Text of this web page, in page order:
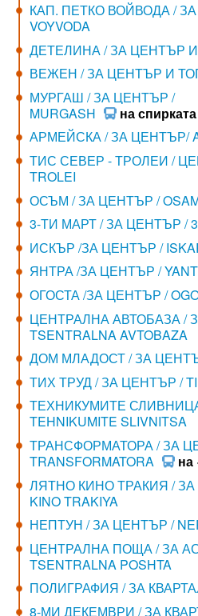
КАП. ПЕТКО ВОЙВОДА / ЗА
VOYVODA
ДЕТЕЛИНА / ЗА ЦЕНТЪР И
ВЕЖЕН / ЗА ЦЕНТЪР И
МУРГАШ / ЗА ЦЕНТЪР /
MURGASH
на спирката
АРМЕЙСКА / ЗА ЦЕНТЪР/
ТИС СЕВЕР - ТРОЛЕИ /
TROLEI
ОСЪМ / ЗА ЦЕНТЪР /
3-ТИ МАРТ / ЗА ЦЕНТЪР /
ИСКЪР /ЗА ЦЕНТЪР /
ЯНТРА /ЗА ЦЕНТЪР /
ОГОСТА /ЗА ЦЕНТЪР /
ЦЕНТРАЛНА АВТОБАЗА /
TSENTRALNA AVTOBAZA
ДОМ МЛАДОСТ / ЗА
ТИХ ТРУД / ЗА ЦЕНТЪР /
ТЕХНИКУМИТЕ
TEHNIKUMITE SLIVNITSA
ТРАНСФОРМАТОРА / ЗА
TRANSFORMATORA
на
ЛЯТНО КИНО ТРАКИЯ / ЗА
KINO TRAKIYA
НЕПТУН / ЗА ЦЕНТЪР /
ЦЕНТРАЛНА ПОЩА / ЗА
TSENTRALNA POSHTA
ПОЛИГРАФИЯ / ЗА
8-МИ ДЕКЕМВРИ / ЗА